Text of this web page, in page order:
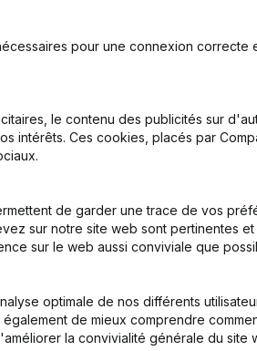
Vous recherchez
Recevez des mises à jour
Essai gratuit de 7 jours, aucune
pour une connexion correcte
le contenu des publicités sur
intérêts. Ces cookies, placés par
de garder une trace de vos
sur notre site web sont pertinentes
sur le web aussi conviviale que
optimale de nos différents
de mieux comprendre
la convivialité générale du site